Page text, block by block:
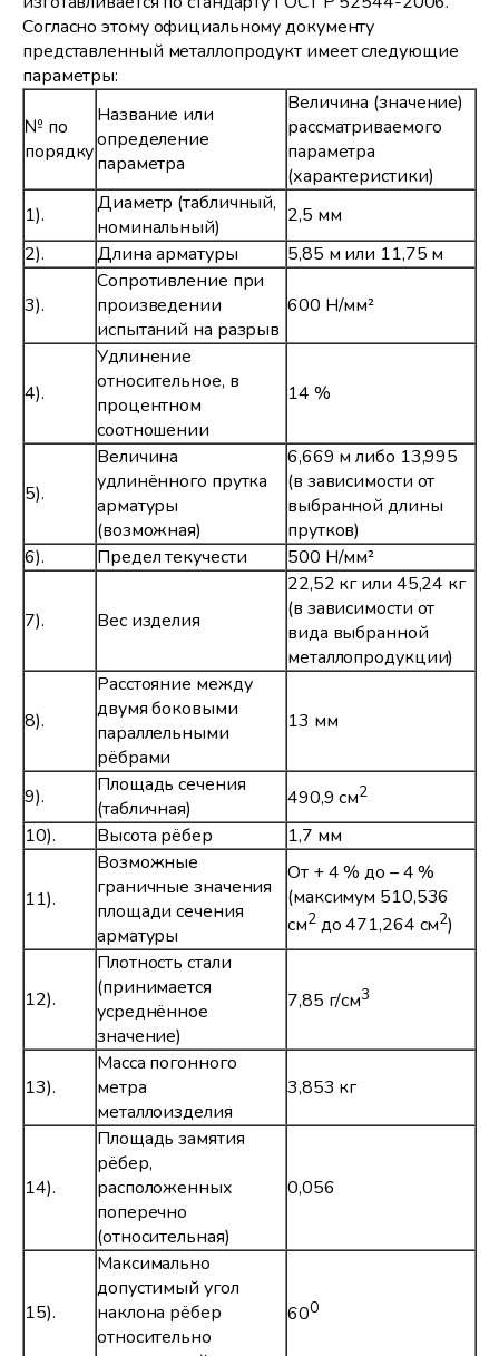
Согласно этому официальному документу
представленный металлопродукт имеет следующие
параметры:
№ по
порядку
Название или
определение
параметра
Величина (значение)
рассматриваемого
параметра
(характеристики)
1).
Диаметр (табличный,
номинальный)
2,5 мм
2).
Длина арматуры 5,85 м или 11,75 м
3).
Сопротивление при
произведении
испытаний на разрыв
600 Н/мм²
4).
Удлинение
относительное, в
процентном
соотношении
14 %
5).
Величина
удлинённого прутка
арматуры
(возможная)
6,669 м либо 13,995
(в зависимости от
выбранной длины
прутков)
6).
Предел текучести 500 Н/мм²
7). Вес изделия
22,52 кг или 45,24 кг
(в зависимости от
вида выбранной
металлопродукции)
8).
Расстояние между
двумя боковыми
параллельными
рёбрами
13 мм
9).
Площадь сечения
(табличная)
490,9 см2
10). Высота рёбер 1,7 мм
11).
Возможные
граничные значения
площади сечения
арматуры
От + 4 % до – 4 %
(максимум 510,536
см2до 471,264 см2)
12).
Плотность стали
(принимается
усреднённое
значение)
7,85 г/см3
13).
Масса погонного
метра
металлоизделия
3,853 кг
14).
Площадь замятия
рёбер,
расположенных
поперечно
(относительная)
0,056
15).
Максимально
допустимый угол
наклона рёбер
относительно
600